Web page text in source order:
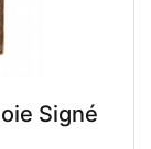
Signé